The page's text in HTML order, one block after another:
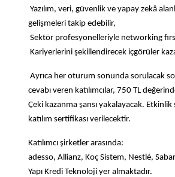
Yazılım, veri, güvenlik ve yapay zekâ
gelişmeleri takip edebilir,
Sektör profesyonelleriyle networking
Kariyerlerini şekillendirecek içgörüler
Ayrıca her oturum sonunda sorulacak
cevabı veren katılımcılar, 750 TL
Çeki kazanma şansı yakalayacak.
katılım sertifikası verilecektir.
Katılımcı şirketler arasında:
adesso, Allianz, Koç Sistem, Nestlé,
Yapı Kredi Teknoloji yer almaktadır.